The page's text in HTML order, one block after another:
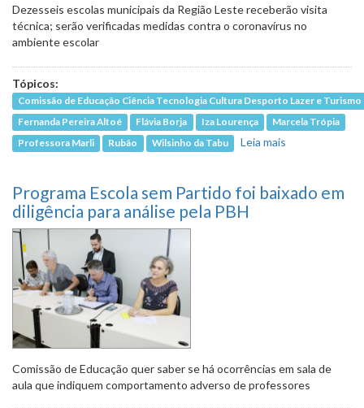
Dezesseis escolas municipais da Região Leste receberão visita
técnica; serão verificadas medidas contra o coronavírus no
ambiente escolar
Tópicos:
Comissão de Educação Ciência Tecnologia Cultura Desporto Lazer e Turismo
Fernanda Pereira Altoé
Flávia Borja Iza Lourença
Marcela Trópia
Professora Marli
Rubão Wilsinho da Tabu Leia mais
cidade será
Programa Escola sem Partido foi baixado em
diligência para análise pela PBH
Comissão de Educação quer saber se há ocorrências em sala de
aula que indiquem comportamento adverso de professores